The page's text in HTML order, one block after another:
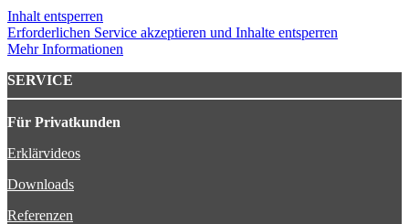
Inhalt entsperren
Erforderlichen Service akzeptieren und Inhalte entsperren
Mehr Informationen
SERVICE
Für Privatkunden
Erklärvideos
Downloads
Referenzen